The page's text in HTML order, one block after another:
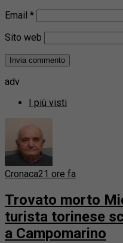
Email *
Sito web
adv
I più visti
Cronaca21 ore fa
Trovato morto
turista torinese
a Campomarino